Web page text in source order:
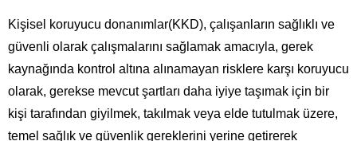
Kişisel koruyucu donanımlar(KKD), çalışanların sağlıklı ve
güvenli olarak çalışmalarını sağlamak amacıyla, gerek
kaynağında kontrol altına alınamayan risklere karşı koruyucu
olarak, gerekse mevcut şartları daha iyiye taşımak için bir
kişi tarafından giyilmek, takılmak veya elde tutulmak üzere,
temel sağlık ve güvenlik gereklerini yerine getirerek